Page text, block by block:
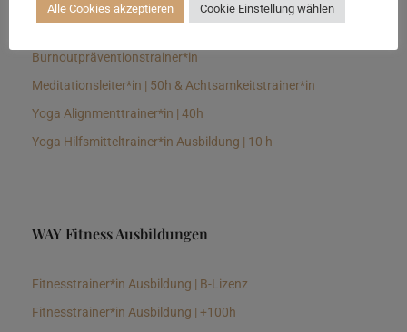
Longevitytrainer*in
Burnoutpräventionstrainer*in
Meditationsleiter*in | 50h & Achtsamkeitstrainer*in
Yoga Alignmenttrainer*in | 40h
Yoga Hilfsmitteltrainer*in Ausbildung | 10 h
WAY Fitness Ausbildungen
Fitnesstrainer*in Ausbildung | B-Lizenz
Fitnesstrainer*in Ausbildung | +100h
Alle Cookies akzeptieren Cookie Einstellung wählen